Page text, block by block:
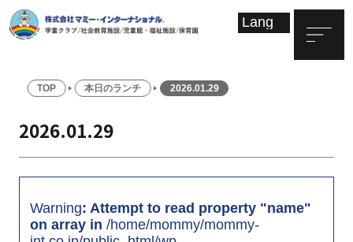
TOP 本日のランチ 2026.01.29
2026.01.29
Warning: Attempt to read property "name"
on array in /home/mommy/mommy-